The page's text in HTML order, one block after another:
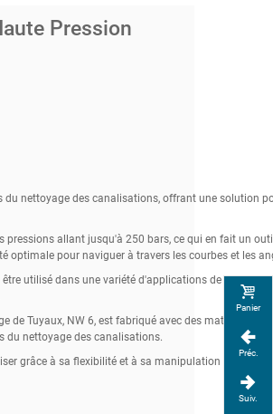
Pression
nettoyage des canalisations, offrant une
pressions allant jusqu'à 250 bars, ce qui en fait un
pour naviguer à travers les courbes et les
utilisé dans une variété d'applications de
de Tuyaux, NW 6, est fabriqué avec des
du nettoyage des canalisations.
grâce à sa flexibilité et à sa manipulation aisée.
Panier
Préc.
Suiv.